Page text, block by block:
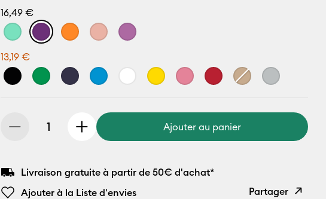
16,49 €
13,19 €
Ajouter au panier
Livraison gratuite à partir de 50€ d'achat*
Ajouter à la Liste d'envies
Partager